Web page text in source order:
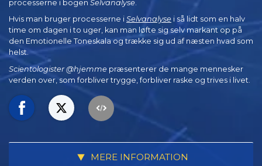
processerne i bogen Selvanalyse
Hvis man bruger processerne i Selvanalyse i så lidt som en halv
time om dagen i to uger, kan man løfte sig selv markant op på
den Emotionelle Toneskala og trække sig ud af næsten hvad som
helst.
Scientologister @hjemme præsenterer de mange mennesker
verden over, som forbliver trygge, forbliver raske og trives i livet.
MERE INFORMATION